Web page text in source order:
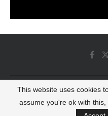
© 2022 - Luminous
This website uses cookies
assume you're ok with